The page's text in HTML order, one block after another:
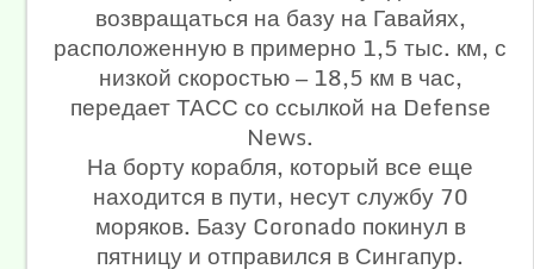
возвращаться на базу на Гавайях,
расположенную в примерно 1,5 тыс. км, с
низкой скоростью — 18,5 км в час,
передает ТАСС со ссылкой на Defense
News.
На борту корабля, который все еще
находится в пути, несут службу 70
моряков. Базу Coronado покинул в
пятницу и отправился в Сингапур.